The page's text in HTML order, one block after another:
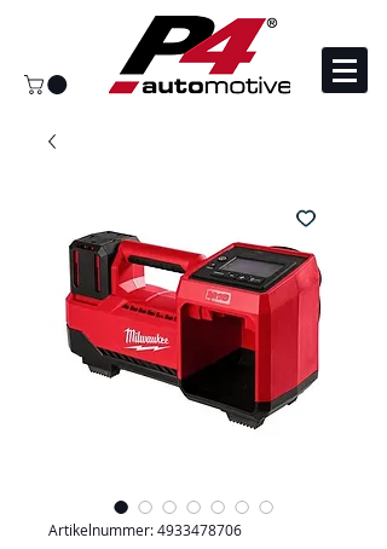
Artikelnummer: 4933478706